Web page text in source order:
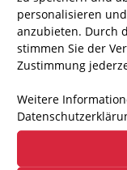
personalisieren
anzubieten. Durch
stimmen Sie der
Zustimmung
Weitere
Das sind wir,